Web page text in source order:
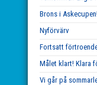
Brons i
Nyförvärv
Fortsatt
Målet klart! Klara
Vi går på